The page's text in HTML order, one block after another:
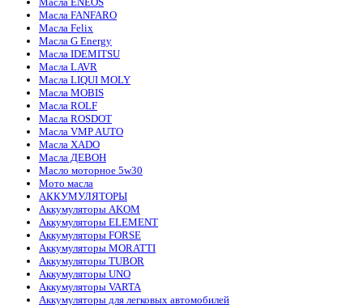
Масла FANFARO
Масла Felix
Масла G Energy
Масла IDEMITSU
Масла LAVR
Масла LIQUI MOLY
Масла MOBIS
Масла ROLF
Масла ROSDOT
Масла VMP AUTO
Масла XADO
Масла ДЕВОН
Масло моторное 5w30
Мото масла
АККУМУЛЯТОРЫ
Аккумуляторы AKOM
Аккумуляторы ELEMENT
Аккумуляторы FORSE
Аккумуляторы MORATTI
Аккумуляторы TUBOR
Аккумуляторы UNO
Аккумуляторы VARTA
Аккумуляторы для легковых автомобилей